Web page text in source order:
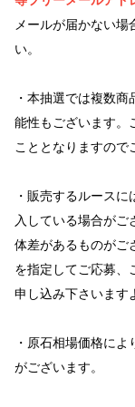
メールが届かない
い。
・本抽選では複数
能性もございます。
こととなりますので
・販売するルース
入している場合が
体差があるものが
を指定してご応募、
申し込み下さいます
・原石相場価格に
がございます。